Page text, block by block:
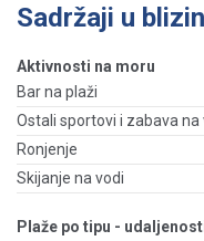
Sadržaji u
Aktivnosti na moru
Bar na plaži
Ostali sportovi i zabava na
Ronjenje
Skijanje na vodi
Plaže po tipu -